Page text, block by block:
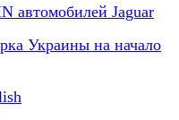
автомобилей Jaguar
Украины на начало